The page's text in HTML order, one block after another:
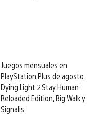
Juegos mensuales en
PlayStation Plus de agosto:
Dying Light 2 Stay Human:
Reloaded Edition, Big Walk y
Signalis